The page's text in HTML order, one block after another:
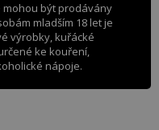
být prodávány
mladším 18 let je
výrobky, kuřácké
ke kouření,
nápoje.